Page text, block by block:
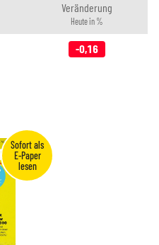
Veränderung
Heute in %
-0,16